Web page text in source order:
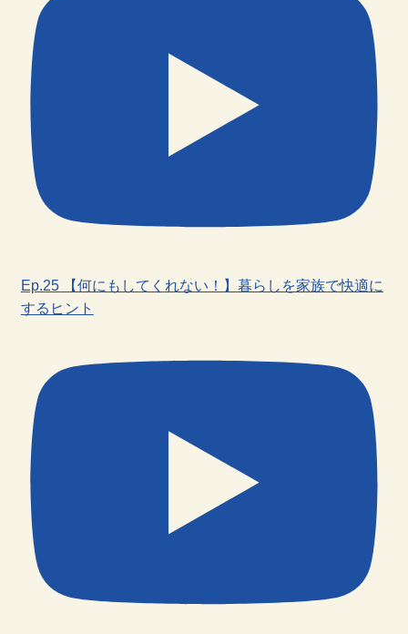
Ep.25 【何にもしてくれない！】暮らしを家族で快適に
するヒント